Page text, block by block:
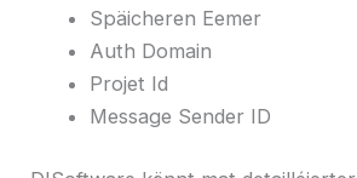
Späicheren Eemer
Auth Domain
Projet Id
Message Sender ID